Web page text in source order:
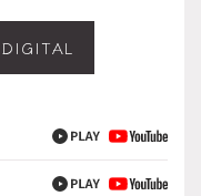
DIGITAL
DIGITAL
DIGITAL